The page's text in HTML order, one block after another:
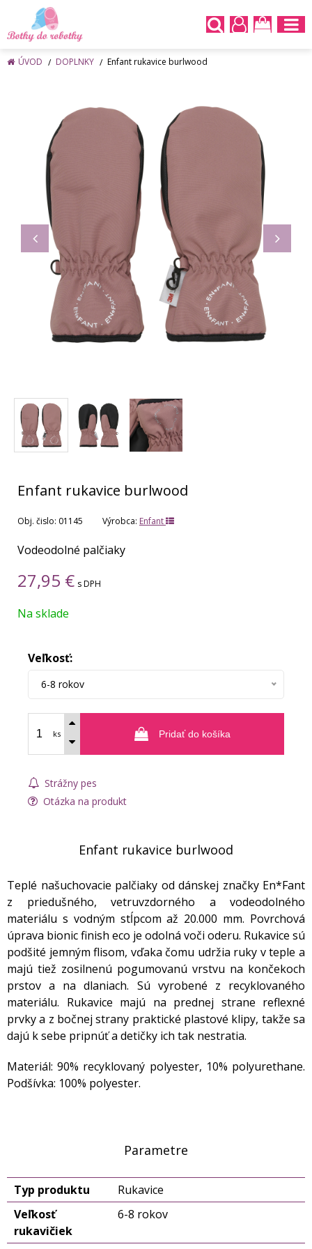
ÚVOD DOPLNKY Enfant rukavice burlwood
Enfant rukavice burlwood
Obj. čislo: 01145 Výrobca: Enfant
Vodeodolné palčiaky
27,95 € s DPH
Na sklade
Veľkosť:
6-8 rokov
ks Pridať do košíka
Strážny pes
Otázka na produkt
Enfant rukavice burlwood
Teplé našuchovacie palčiaky od dánskej značky En*Fant
z priedušného, vetruvzdorného a vodeodolného
materiálu s vodným stĺpcom až 20.000 mm. Povrchová
úprava bionic finish eco je odolná voči oderu. Rukavice sú
podšité jemným flisom, vďaka čomu udržia ruky v teple a
majú tiež zosilnenú pogumovanú vrstvu na končekoch
prstov a na dlaniach. Sú vyrobené z recyklovaného
materiálu. Rukavice majú na prednej strane reflexné
prvky a z bočnej strany praktické plastové klipy, takže sa
dajú k sebe pripnúť a detičky ich tak nestratia.
Materiál: 90% recyklovaný polyester, 10% polyurethane.
Podšívka: 100% polyester.
Parametre
Typ produktu
Rukavice
Veľkosť
rukavičiek
6-8 rokov